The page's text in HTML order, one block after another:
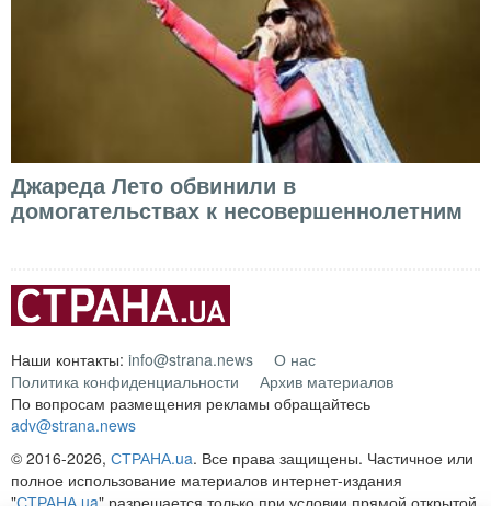
Джареда Лето обвинили в
домогательствах к несовершеннолетним
Наши контакты: info@strana.news
О нас
Политика конфиденциальности
Архив материалов
По вопросам размещения рекламы обращайтесь
adv@strana.news
© 2016-2026, СТРАНА.ua. Все права защищены. Частичное или
полное использование материалов интернет-издания
"СТРАНА.ua" разрешается только при условии прямой открытой